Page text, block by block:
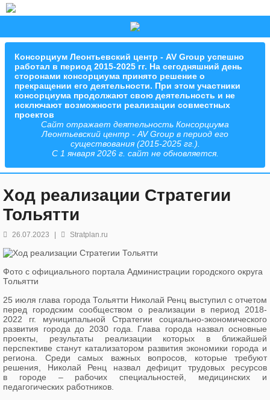
Консорциум Леонтьевский центр - AV Group успешно
работал в период 2015-2025 гг. На сегодняшний день
сторонами консорциума принято решение о
прекращении его деятельности. При этом участники
консорциума продолжают свою деятельность и не
исключают возможности реализации совместных
проектов
Сайт отражает деятельность Консорциума
Леонтьевский центр - AV Group в период его
существования (2015-2025 гг.).
С 1 января 2026 г. сайт не обновляется.
Ход реализации Стратегии
Тольятти
26.07.2023 Stratplan.ru
Фото с официального портала Администрации городского округа
Тольятти
25 июля глава города Тольятти Николай Ренц выступил с отчетом
перед городским сообществом о реализации в период 2018-
2022 гг. муниципальной Стратегии социально-экономического
развития города до 2030 года. Глава города назвал основные
проекты, результаты реализации которых в ближайшей
перспективе станут катализатором развития экономики города и
региона. Среди самых важных вопросов, которые требуют
решения, Николай Ренц назвал дефицит трудовых ресурсов
в городе – рабочих специальностей, медицинских и
педагогических работников.